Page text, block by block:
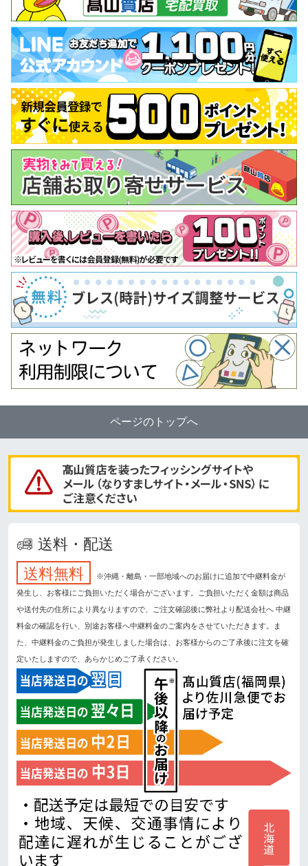
ページのトップへ
送料・配送
送料無料
※沖縄・離島・一部地域へのお届けに追加で中継料金が
発生し、お客様にご負担いただく場合がございます。ご負担いただく金額は商品
や送付先の住所により異なりますので、ご注文確認後に弊社より配送会社へ 中継
料金の確認を行い、別途お客様へ中継料金のご案内をさせていただきます。ま
た、中継料金のご負担が発生しました場合は、お客様からのご了承後に注文を確
定いたしますので、あらかじめご了承ください。